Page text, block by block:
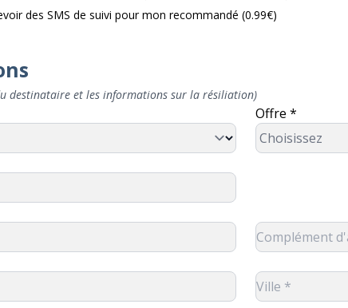
des SMS de suivi pour mon recommandé (0.99€)
destinataire et les informations sur la résiliation)
Offre *